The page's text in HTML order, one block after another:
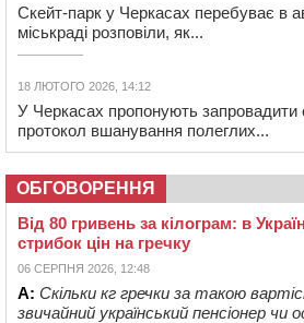
Скейт-парк у Черкасах перебуває в
міськраді розповіли, як...
18 ЛЮТОГО 2026, 14:12
У Черкасах пропонують запровадити
протокол вшанування полеглих...
ОБГОВОРЕННЯ
Від 80 гривень за кілограм: в
стрибок цін на гречку
06 СЕРПНЯ 2026, 12:48
А: Скільки кг гречки за такою
звичайний український пенсіонер чи